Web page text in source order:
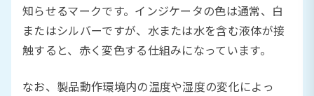
知らせるマークです。インジケータの色は通常、白
またはシルバーですが、水または水を含む液体が接
触すると、赤く変色する仕組みになっています。
なお、製品動作環境内の温度や湿度の変化によっ